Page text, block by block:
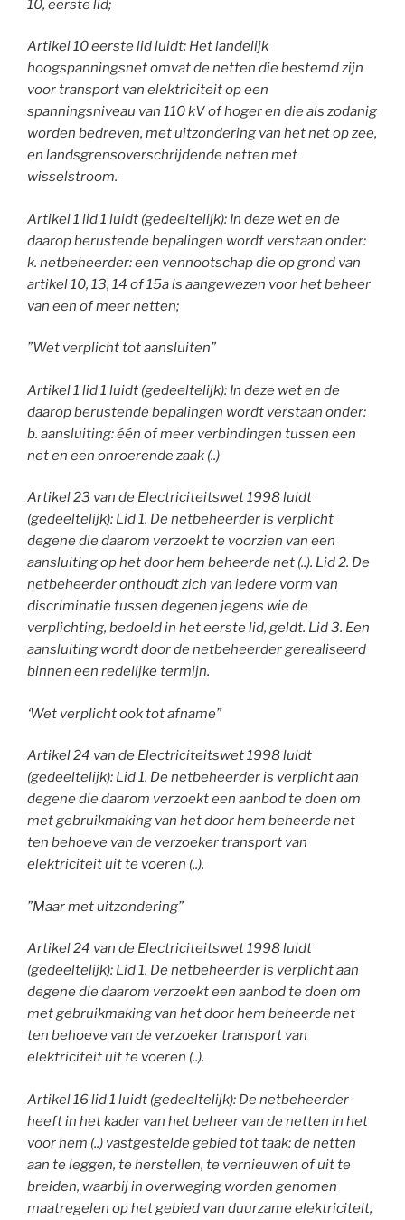
10, eerste lid;
Artikel 10 eerste lid luidt: Het landelijk
hoogspanningsnet omvat de netten die bestemd zijn
voor transport van elektriciteit op een
spanningsniveau van 110 kV of hoger en die als zodanig
worden bedreven, met uitzondering van het net op zee,
en landsgrensoverschrijdende netten met
wisselstroom.
Artikel 1 lid 1 luidt (gedeeltelijk): In deze wet en de
daarop berustende bepalingen wordt verstaan onder:
k. netbeheerder: een vennootschap die op grond van
artikel 10, 13, 14 of 15a is aangewezen voor het beheer
van een of meer netten;
”Wet verplicht tot aansluiten”
Artikel 1 lid 1 luidt (gedeeltelijk): In deze wet en de
daarop berustende bepalingen wordt verstaan onder:
b. aansluiting: één of meer verbindingen tussen een
net en een onroerende zaak (..)
Artikel 23 van de Electriciteitswet 1998 luidt
(gedeeltelijk): Lid 1. De netbeheerder is verplicht
degene die daarom verzoekt te voorzien van een
aansluiting op het door hem beheerde net (..). Lid 2. De
netbeheerder onthoudt zich van iedere vorm van
discriminatie tussen degenen jegens wie de
verplichting, bedoeld in het eerste lid, geldt. Lid 3. Een
aansluiting wordt door de netbeheerder gerealiseerd
binnen een redelijke termijn.
‘Wet verplicht ook tot afname”
Artikel 24 van de Electriciteitswet 1998 luidt
(gedeeltelijk): Lid 1. De netbeheerder is verplicht aan
degene die daarom verzoekt een aanbod te doen om
met gebruikmaking van het door hem beheerde net
ten behoeve van de verzoeker transport van
elektriciteit uit te voeren (..).
”Maar met uitzondering”
Artikel 24 van de Electriciteitswet 1998 luidt
(gedeeltelijk): Lid 1. De netbeheerder is verplicht aan
degene die daarom verzoekt een aanbod te doen om
met gebruikmaking van het door hem beheerde net
ten behoeve van de verzoeker transport van
elektriciteit uit te voeren (..).
Artikel 16 lid 1 luidt (gedeeltelijk): De netbeheerder
heeft in het kader van het beheer van de netten in het
voor hem (..) vastgestelde gebied tot taak: de netten
aan te leggen, te herstellen, te vernieuwen of uit te
breiden, waarbij in overweging worden genomen
maatregelen op het gebied van duurzame elektriciteit,